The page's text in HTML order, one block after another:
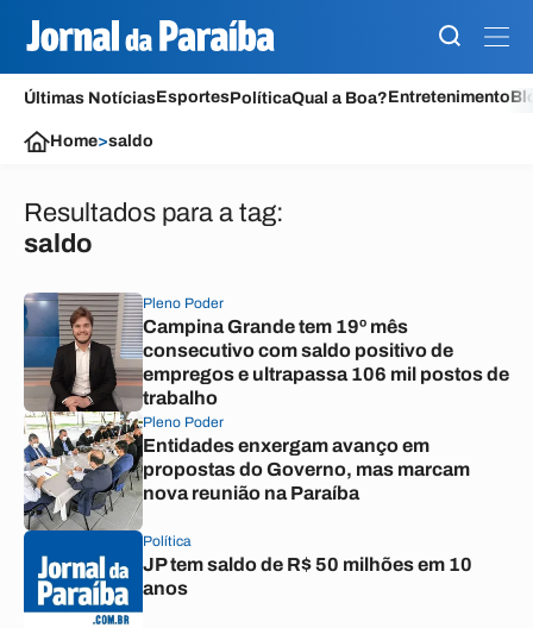
Últimas NotíciasEsportesPolíticaQual a Boa?Entretenimento
Home>saldo
Resultados para a tag:
saldo
Pleno Poder
Campina Grande tem 19º mês
consecutivo com saldo positivo de
empregos e ultrapassa 106 mil postos de
trabalho
Pleno Poder
Entidades enxergam avanço em
propostas do Governo, mas marcam
nova reunião na Paraíba
Política
JP tem saldo de R$ 50 milhões em 10
anos